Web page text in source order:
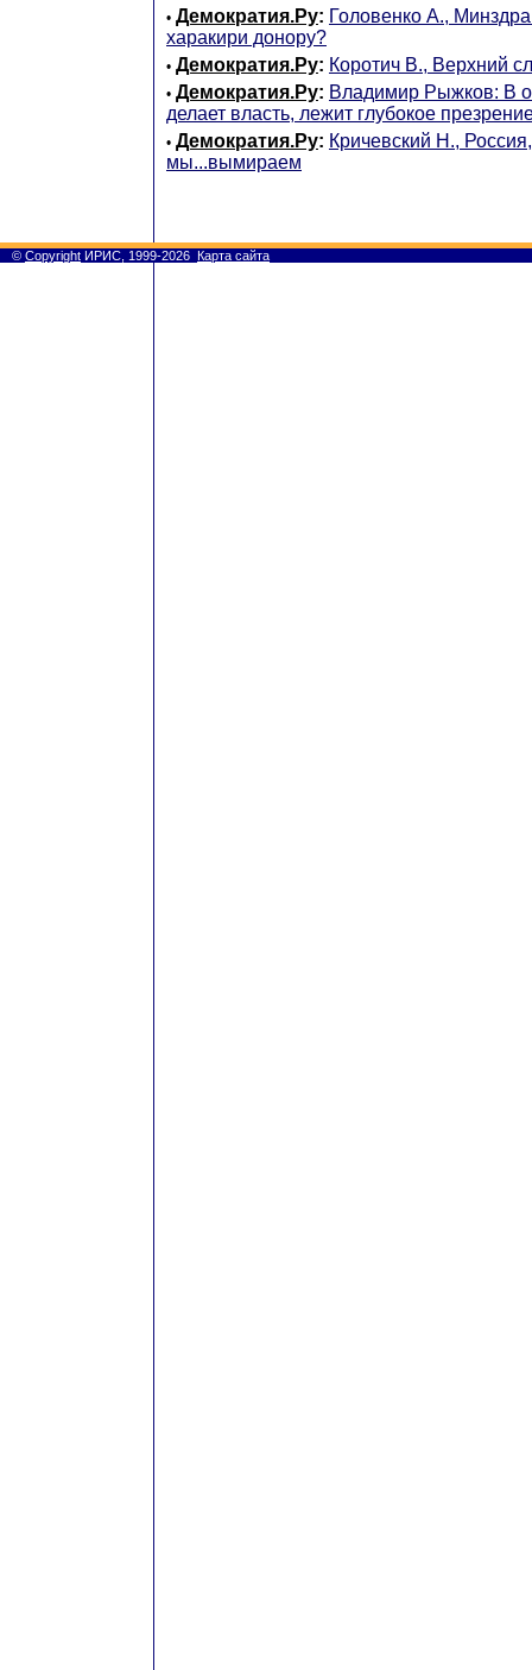
• Демократия.Ру: Головенко А.,
харакири донору?
• Демократия.Ру: Коротич В., Верхний
• Демократия.Ру: Владимир Рыжков: В
делает власть, лежит глубокое
• Демократия.Ру: Кричевский Н.,
мы...вымираем
© Copyright ИРИС, 1999-2026 Карта сайта